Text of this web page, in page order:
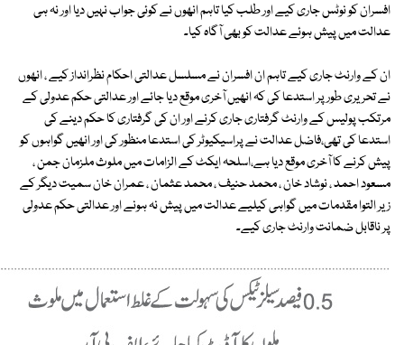
افسران کو نوٹس جاری کیے اور طلب کیا تاہم انھوں نے کوئی جواب نہیں دیا اور نہ ہی
عدالت میں پیش ہوئے عدالت کو بھی آگاہ کیا۔
ان کے وارنٹ جاری کیے تاہم ان افسران نے مسلسل عدالتی احکام نظرانداز کیے ، انھوں
نے تحریری طور پر استدعا کی کہ انھیں آخری موقع دیا جائے اور عدالتی حکم عدولی کے
مرتکب پولیس کے وارنٹ گرفتاری جاری کرنے اور ان کی گرفتاری کا حکم دینے کی
استدعا کی تھی،فاضل عدالت نے پراسیکیوٹر کی استدعا منظور کی اور انھیں گواہوں کو
پیش کرنے کا آخری موقع دیا ہے،اسلحہ ایکٹ کے الزامات میں ملوث ملزمان جمن ،
مسعود احمد ، نوشاد خان ، محمد حنیف ، محمد عثمان ، عمران خان سمیت دیگر کے
زیر التوا مقدمات میں گواہی کیلیے عدالت میں پیش نہ ہونے اور عدالتی حکم عدولی
پر ناقابل ضمانت وارنٹ جاری کیے۔